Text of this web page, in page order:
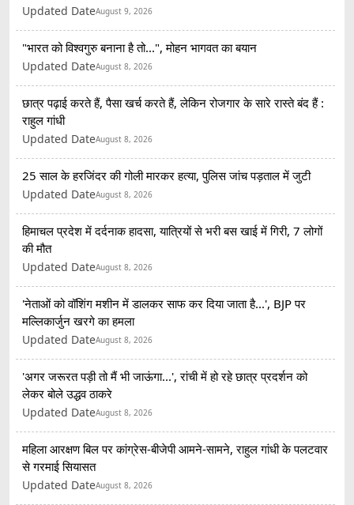
Updated DateAugust 9, 2026
"भारत को विश्वगुरु बनाना है तो...", मोहन भागवत का बयान
Updated DateAugust 8, 2026
छात्र पढ़ाई करते हैं, पैसा खर्च करते हैं, लेकिन रोजगार के सारे रास्ते बंद हैं :
राहुल गांधी
Updated DateAugust 8, 2026
25 साल के हरजिंदर की गोली मारकर हत्या, पुलिस जांच पड़ताल में जुटी
Updated DateAugust 8, 2026
हिमाचल प्रदेश में दर्दनाक हादसा, यात्रियों से भरी बस खाई में गिरी, 7 लोगों
की मौत
Updated DateAugust 8, 2026
'नेताओं को वॉशिंग मशीन में डालकर साफ कर दिया जाता है...', BJP पर
मल्लिकार्जुन खरगे का हमला
Updated DateAugust 8, 2026
'अगर जरूरत पड़ी तो मैं भी जाऊंगा...', रांची में हो रहे छात्र प्रदर्शन को
लेकर बोले उद्धव ठाकरे
Updated DateAugust 8, 2026
महिला आरक्षण बिल पर कांग्रेस-बीजेपी आमने-सामने, राहुल गांधी के पलटवार
से गरमाई सियासत
Updated DateAugust 8, 2026